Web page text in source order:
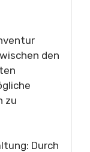
den
zu
Durch